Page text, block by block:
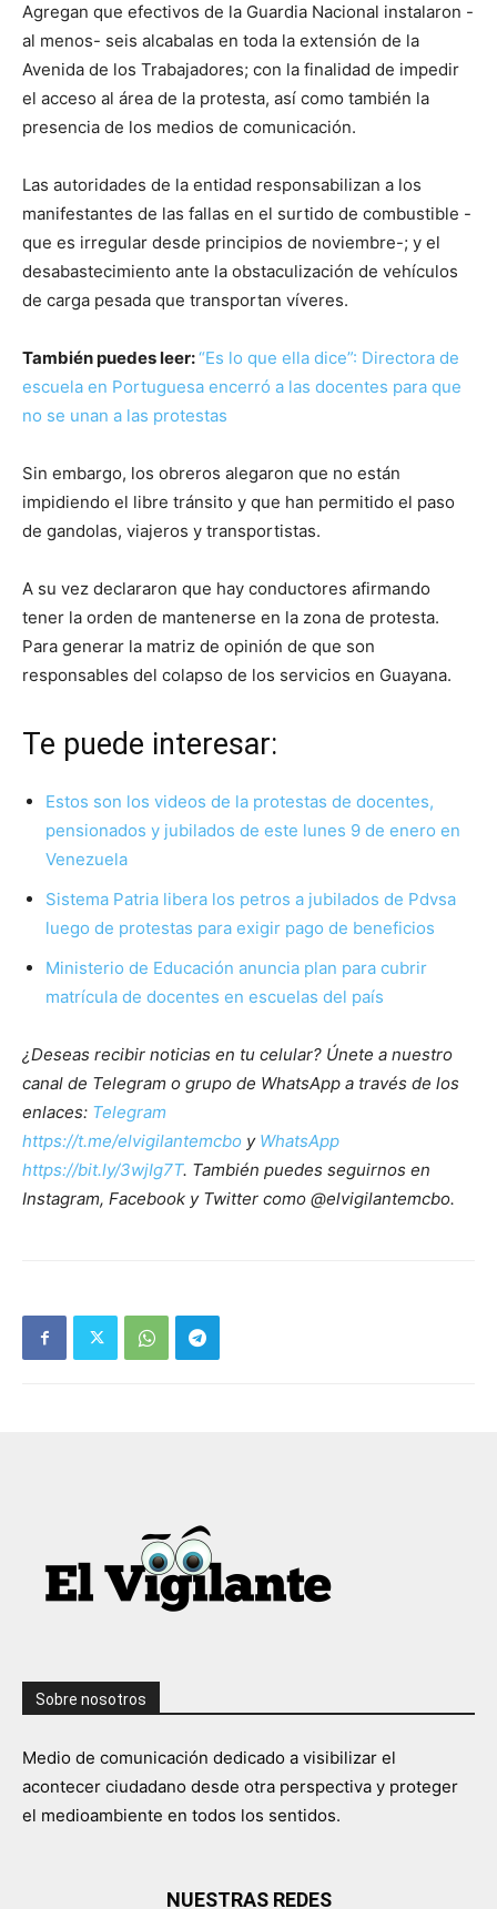
Agregan que efectivos de la Guardia Nacional instalaron -
al menos- seis alcabalas en toda la extensión de la
Avenida de los Trabajadores; con la finalidad de impedir
el acceso al área de la protesta, así como también la
presencia de los medios de comunicación.
Las autoridades de la entidad responsabilizan a los
manifestantes de las fallas en el surtido de combustible -
que es irregular desde principios de noviembre-; y el
desabastecimiento ante la obstaculización de vehículos
de carga pesada que transportan víveres.
También puedes leer:“Es lo que ella dice”: Directora de
escuela en Portuguesa encerró a las docentes para que
no se unan a las protestas
Sin embargo, los obreros alegaron que no están
impidiendo el libre tránsito y que han permitido el paso
de gandolas, viajeros y transportistas.
A su vez declararon que hay conductores afirmando
tener la orden de mantenerse en la zona de protesta.
Para generar la matriz de opinión de que son
responsables del colapso de los servicios en Guayana.
Te puede interesar:
Estos son los videos de la protestas de docentes,
pensionados y jubilados de este lunes 9 de enero en
Venezuela
Sistema Patria libera los petros a jubilados de Pdvsa
luego de protestas para exigir pago de beneficios
Ministerio de Educación anuncia plan para cubrir
matrícula de docentes en escuelas del país
¿Deseas recibir noticias en tu celular? Únete a nuestro
canal de Telegram o grupo de WhatsApp a través de los
enlaces: Telegram
https://t.me/elvigilantemcbo y WhatsApp
https://bit.ly/3wjIg7T. También puedes seguirnos en
Instagram, Facebook y Twitter como @elvigilantemcbo.
Sobre nosotros
Medio de comunicación dedicado a visibilizar el
acontecer ciudadano desde otra perspectiva y proteger
el medioambiente en todos los sentidos.
NUESTRAS REDES